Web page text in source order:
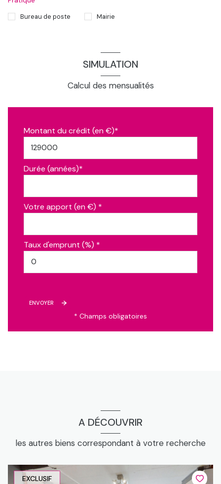
Bureau de poste Mairie
SIMULATION
Calcul des mensualités
Montant du crédit (en €)*
Durée (années)*
Votre apport (en €) *
Taux d'emprunt (%) *
ENVOYER
* Champs obligatoires
A DÉCOUVRIR
les autres biens correspondant à votre recherche
EXCLUSIF